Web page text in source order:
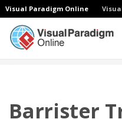
Visual Paradigm Online
Barrister